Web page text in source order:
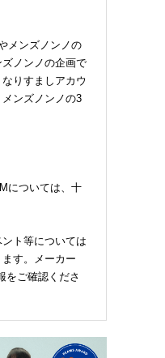
メンズノンノの
ノンノの企画で
りすましアカウ
ンズノンノの3
については、十
ト等については
す。メーカー
をご確認くださ